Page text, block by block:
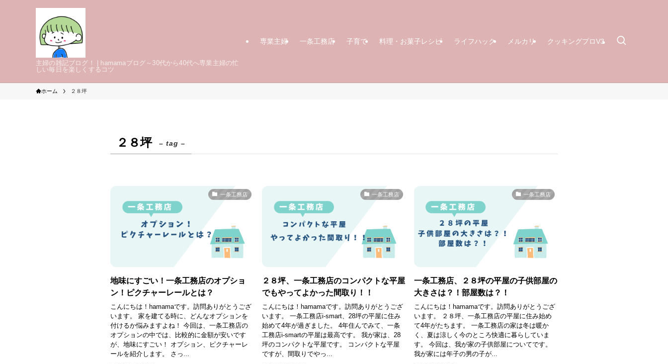
主婦の雑記ブログ！ | hamamaブログ～30代から40代へ専業主婦の忙
しい毎日を楽しくするコツ
専業主婦 一条工務店 子育て 料理・お菓子レシピ ライフハック メルカリ クッキングプロV3
ホーム ２８坪
２８坪 – tag –
一条工務店
地味にすごい！一条工務店のオプショ
ン！ピクチャーレールとは？
こんにちは！hamamaです。訪問ありがとうござ
います。 家を建てる時に、どんなオプションを
付けるか悩みますよね！ 今回は、一条工務店の
オプションの中では、比較的に金額が安いです
が、地味にすごい！ オプション、ピクチャーレ
ールを紹介します。 さっ...
一条工務店
２８坪、一条工務店のコンパクトな平屋
でもやってよかった間取り！！
こんにちは！hamamaです。訪問ありがとうござ
います。 一条工務店i-smart、28坪の平屋に住み
始めて4年が過ぎました。 4年住んでみて、一条
工務店i-smartの平屋は最高です。 我が家は、28
坪のコンパクトな平屋です。 コンパクトな平屋
ですが、間取りでやっ...
一条工務店
一条工務店、２８坪の平屋の子供部屋の
大きさは？！部屋数は？！
こんにちは！hamamaです。訪問ありがとうござ
います。 ２８坪、一条工務店の平屋に住み始め
て4年がたちます。 一条工務店の家は冬は暖か
く、夏は涼しく今のところ快適に暮らしていま
す。 今回は、我が家の子供部屋についてです。
我が家には年子の男の子が...